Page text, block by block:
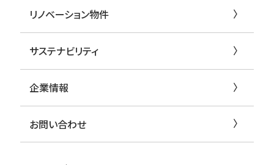
リノベーション物件
サステナビリティ
企業情報
お問い合わせ